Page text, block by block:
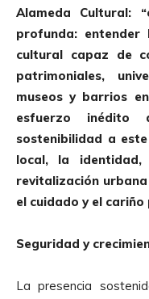
Alameda Cultural:
profunda:
cultural capaz de
patrimoniales,
museos y barrios
esfuerzo inédito
sostenibilidad a
local, la
revitalización
el cuidado y el
Seguridad y
La presencia